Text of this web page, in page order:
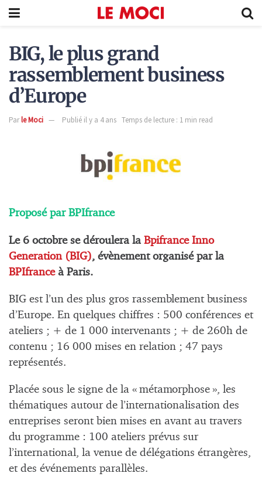
BIG, le plus grand
rassemblement business
d’Europe
Parle Moci Publié il y a 4 ans Temps de lecture : 1 min read
Proposé par BPIfrance
Le 6 octobre se déroulera la Bpifrance Inno
Generation (BIG), évènement organisé par la
BPIfranceà Paris.
BIG est l’un des plus gros rassemblement business
d’Europe. En quelques chiffres : 500 conférences et
ateliers ; + de 1 000 intervenants ; + de 260h de
contenu ; 16 000 mises en relation ; 47 pays
représentés.
Placée sous le signe de la « métamorphose », les
thématiques autour de l’internationalisation des
entreprises seront bien mises en avant au travers
du programme : 100 ateliers prévus sur
l’international, la venue de délégations étrangères,
et des événements parallèles.